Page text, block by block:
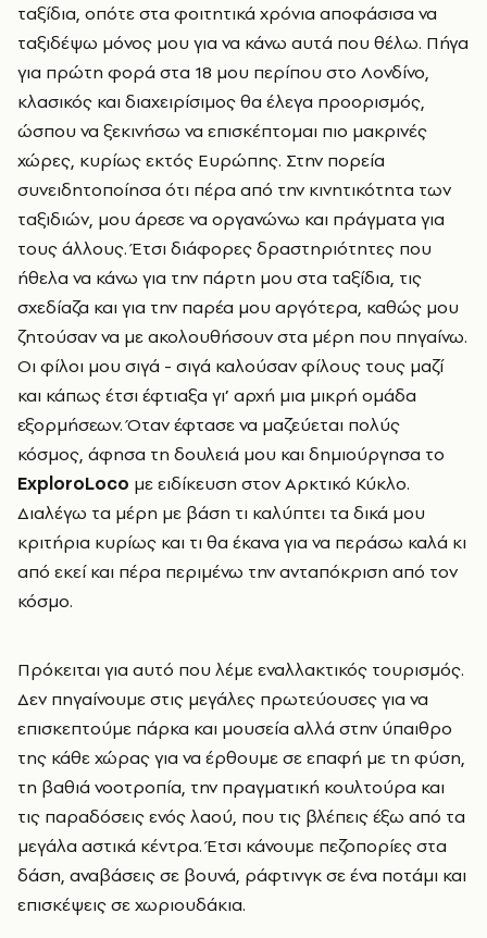
ταξίδια, οπότε στα φοιτητικά χρόνια αποφάσισα να
ταξιδέψω μόνος μου για να κάνω αυτά που θέλω. Πήγα
για πρώτη φορά στα 18 μου περίπου στο Λονδίνο,
κλασικός και διαχειρίσιμος θα έλεγα προορισμός,
ώσπου να ξεκινήσω να επισκέπτομαι πιο μακρινές
χώρες, κυρίως εκτός Ευρώπης. Στην πορεία
συνειδητοποίησα ότι πέρα από την κινητικότητα των
ταξιδιών, μου άρεσε να οργανώνω και πράγματα για
τους άλλους. Έτσι διάφορες δραστηριότητες που
ήθελα να κάνω για την πάρτη μου στα ταξίδια, τις
σχεδίαζα και για την παρέα μου αργότερα, καθώς μου
ζητούσαν να με ακολουθήσουν στα μέρη που πηγαίνω.
Οι φίλοι μου σιγά - σιγά καλούσαν φίλους τους μαζί
και κάπως έτσι έφτιαξα γι’ αρχή μια μικρή ομάδα
εξορμήσεων. Όταν έφτασε να μαζεύεται πολύς
κόσμος, άφησα τη δουλειά μου και δημιούργησα το
ExploroLoco με ειδίκευση στον Αρκτικό Κύκλο.
Διαλέγω τα μέρη με βάση τι καλύπτει τα δικά μου
κριτήρια κυρίως και τι θα έκανα για να περάσω καλά κι
από εκεί και πέρα περιμένω την ανταπόκριση από τον
κόσμο.
Πρόκειται για αυτό που λέμε εναλλακτικός τουρισμός.
Δεν πηγαίνουμε στις μεγάλες πρωτεύουσες για να
επισκεπτούμε πάρκα και μουσεία αλλά στην ύπαιθρο
της κάθε χώρας για να έρθουμε σε επαφή με τη φύση,
τη βαθιά νοοτροπία, την πραγματική κουλτούρα και
τις παραδόσεις ενός λαού, που τις βλέπεις έξω από τα
μεγάλα αστικά κέντρα. Έτσι κάνουμε πεζοπορίες στα
δάση, αναβάσεις σε βουνά, ράφτινγκ σε ένα ποτάμι και
επισκέψεις σε χωριουδάκια.